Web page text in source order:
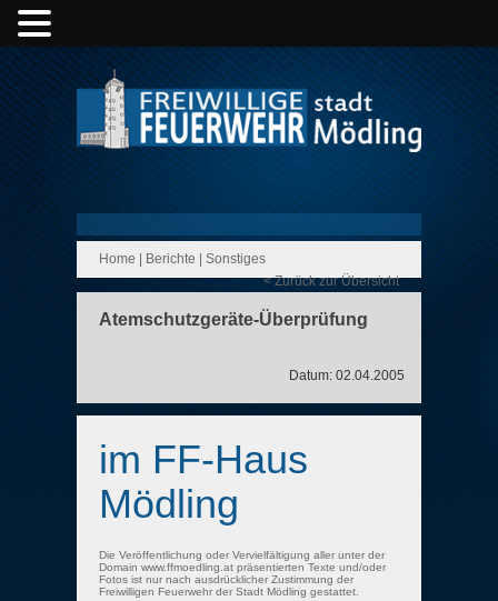
Home Berichte
Sonstiges
< Zurück zur Übersicht
Atemschutzgeräte-Überprüfung
Datum: 02.04.2005
im FF-Haus
Mödling
Die Veröffentlichung oder Vervielfältigung aller unter der
Domain www.ffmoedling.at präsentierten Texte und/oder
Fotos ist nur nach ausdrücklicher Zustimmung der
Freiwilligen Feuerwehr der Stadt Mödling gestattet.